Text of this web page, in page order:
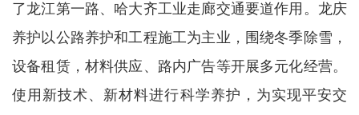
了龙江第一路、哈大齐工业走廊交通要道作用。龙庆
养护 以公路养护和工程施工为主业，围绕冬季除雪，
设备租赁，材料供应、路内广告等开展多元化经营。
使用新技术、新材料进行科学养护，为实现平安交